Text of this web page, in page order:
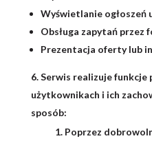
Wyświetlanie ogłoszeń
Obsługa zapytań przez
Prezentacja oferty lub
Serwis realizuje funkcje
użytkownikach i ich
sposób:
Poprzez